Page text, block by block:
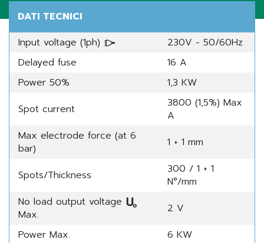
DATI TECNICI
Input voltage (1ph)
230V - 50/60Hz
Delayed fuse
16 A
Power 50%
1,3 KW
Spot current
3800 (1,5%) Max
A
Max electrode force (at 6
bar)
1 + 1 mm
Spots/Thickness
300 / 1 + 1
N°/mm
No load output voltage
Max.
2 V
Power Max.
6 KW